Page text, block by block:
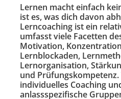
Lernen macht einfach
ist es, was dich davon
Lerncoaching ist ein
umfasst viele Facetten
Motivation,
Lernblockaden,
Lernorganisation,
und
individuelles Coaching
anlassspezifische